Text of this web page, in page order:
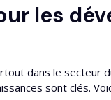
les
dans le secteur
sont clés.